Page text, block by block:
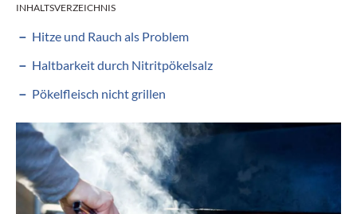
INHALTSVERZEICHNIS
Hitze und Rauch als Problem
Haltbarkeit durch Nitritpökelsalz
Pökelfleisch nicht grillen